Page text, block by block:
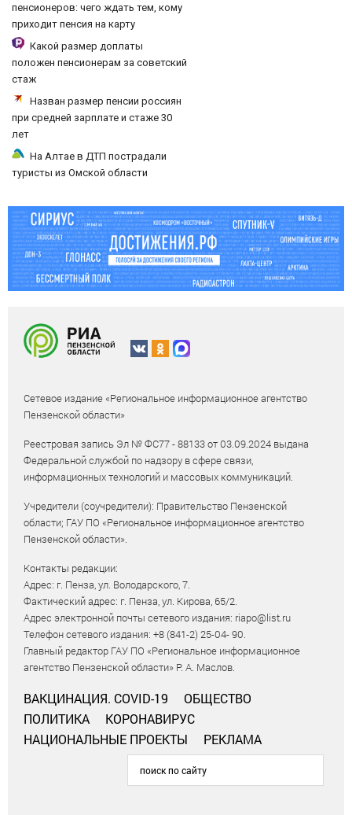
пенсионеров: чего ждать тем, кому
приходит пенсия на карту
Какой размер доплаты
положен пенсионерам за советский
стаж
Назван размер пенсии россиян
при средней зарплате и стаже 30
лет
На Алтае в ДТП пострадали
туристы из Омской области
Сетевое издание «Региональное информационное агентство
Пензенской области»
Реестровая запись Эл № ФС77 - 88133 от 03.09.2024 выдана
Федеральной службой по надзору в сфере связи,
информационных технологий и массовых коммуникаций.
Учредители (соучредители): Правительство Пензенской
области; ГАУ ПО «Региональное информационное агентство
Пензенской области».
Контакты редакции:
Адрес: г. Пенза, ул. Володарского, 7.
Фактический адрес: г. Пенза, ул. Кирова, 65/2.
Адрес электронной почты сетевого издания: riapo@list.ru
Телефон сетевого издания: +8 (841-2) 25-04- 90.
Главный редактор ГАУ ПО «Региональное информационное
агентство Пензенской области» Р. А. Маслов.
ВАКЦИНАЦИЯ. COVID-19
ОБЩЕСТВО
ПОЛИТИКА
КОРОНАВИРУС
НАЦИОНАЛЬНЫЕ ПРОЕКТЫ
РЕКЛАМА